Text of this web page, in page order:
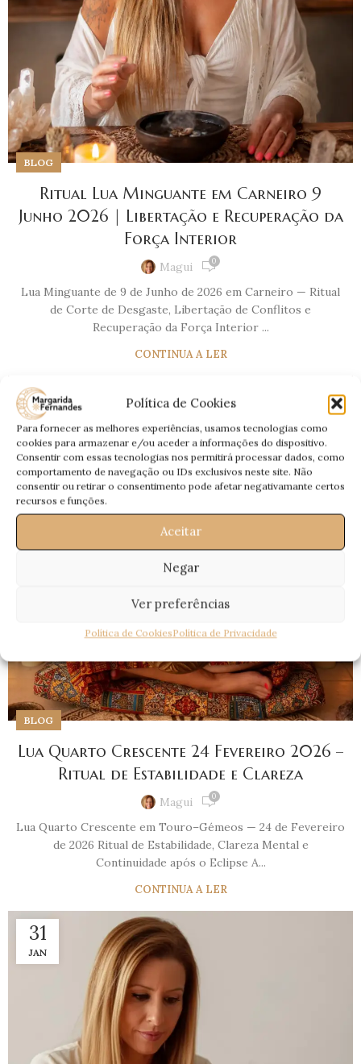
Política de Cookies
Para fornecer as melhores experiências, usamos tecnologias como
cookies para armazenar e/ou aceder a informações do dispositivo.
Consentir com essas tecnologias nos permitirá processar dados, como
comportamento de navegação ou IDs exclusivos neste site. Não
consentir ou retirar o consentimento pode afetar negativamante certos
recursos e funções.
Aceitar
Negar
Ver preferências
Política de CookiesPolítica de Privacidade
BLOG
Ritual Lua Minguante em Carneiro 9
Junho 2026 | Libertação e Recuperação da
Força Interior
Magui 0
Lua Minguante de 9 de Junho de 2026 em Carneiro — Ritual
de Corte de Desgaste, Libertação de Conflitos e
Recuperação da Força Interior ...
CONTINUA A LER
18
FEV
BLOG
Lua Quarto Crescente 24 Fevereiro 2026 –
Ritual de Estabilidade e Clareza
Magui 0
Lua Quarto Crescente em Touro–Gémeos — 24 de Fevereiro
de 2026 Ritual de Estabilidade, Clareza Mental e
Continuidade após o Eclipse A...
CONTINUA A LER
31
JAN